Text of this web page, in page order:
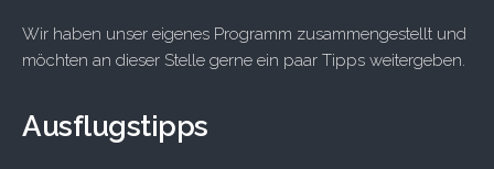
Wir haben unser eigenes Programm zusammengestellt und
möchten an dieser Stelle gerne ein paar Tipps weitergeben.
Ausflugstipps